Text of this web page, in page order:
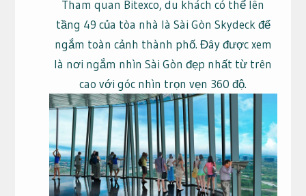
Tham quan Bitexco, du khách có thể lên
tầng 49 của tòa nhà là Sài Gòn Skydeck để
ngắm toàn cảnh thành phố. Đây được xem
là nơi ngắm nhìn Sài Gòn đẹp nhất từ trên
cao với góc nhìn trọn vẹn 360 độ.